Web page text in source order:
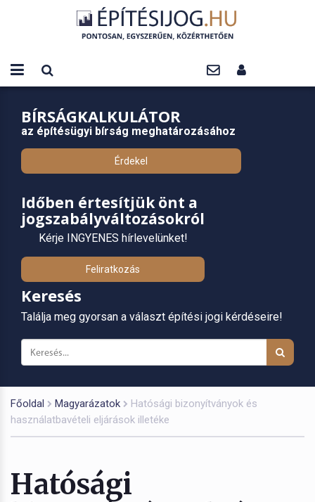
BÍRSÁGKALKULÁTOR
az építésügyi bírság meghatározásához
Érdekel
Időben értesítjük önt a
jogszabályváltozásokról
Kérje INGYENES hírlevelünket!
Feliratkozás
Keresés
Találja meg gyorsan a választ építési jogi kérdéseire!
Főoldal Magyarázatok
Hatósági bizonyítványok és
használatbavételi eljárások illetéke
Hatósági